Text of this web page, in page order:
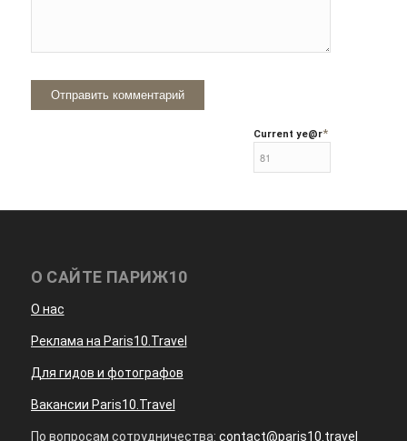
Current ye@r*
О САЙТЕ ПАРИЖ10
О нас
Реклама на Paris10.Travel
Для гидов и фотографов
Вакансии Paris10.Travel
По вопросам сотрудничества: contact@paris10.travel